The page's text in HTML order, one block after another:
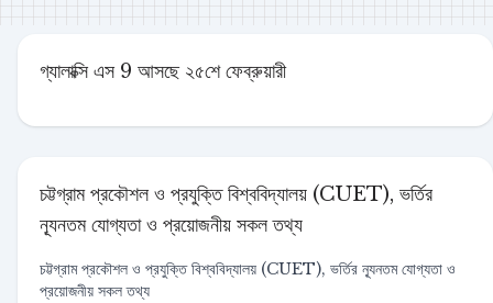
গ্যালাক্সি এস 9 আসছে ২৫শে ফেব্রুয়ারী
চট্টগ্রাম প্রকৌশল ও প্রযুক্তি বিশ্ববিদ্যালয় (CUET), ভর্তির
ন্যূনতম যোগ্যতা ও প্রয়োজনীয় সকল তথ্য
চট্টগ্রাম প্রকৌশল ও প্রযুক্তি বিশ্ববিদ্যালয় (CUET), ভর্তির ন্যূনতম যোগ্যতা ও
প্রয়োজনীয় সকল তথ্য